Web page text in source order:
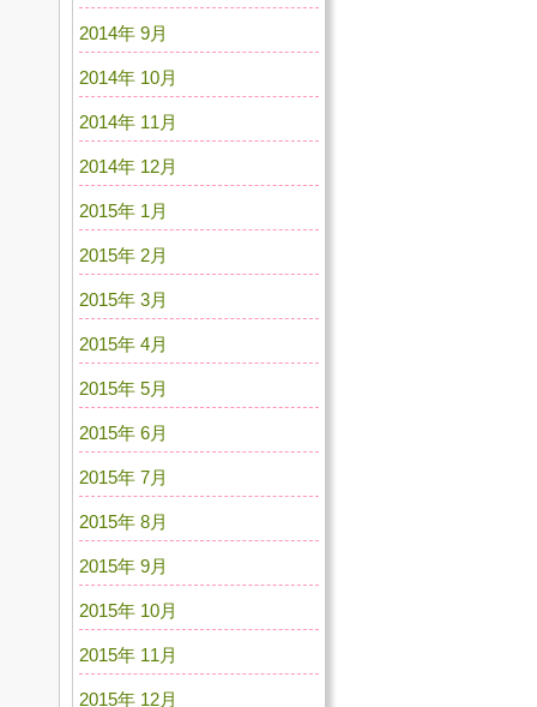
2014年 9月
2014年 10月
2014年 11月
2014年 12月
2015年 1月
2015年 2月
2015年 3月
2015年 4月
2015年 5月
2015年 6月
2015年 7月
2015年 8月
2015年 9月
2015年 10月
2015年 11月
2015年 12月